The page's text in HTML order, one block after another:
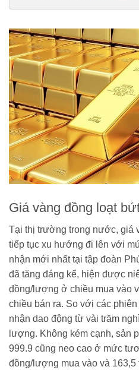
Giá vàng đồng loạt
Tại thị trường trong nước, giá
tiếp tục xu hướng đi lên với
nhận mới nhất tại tập đoàn
đã tăng đáng kể, hiện được
đồng/lượng ở chiều mua vào
chiều bán ra. So với các
nhận dao động từ vài trăm
lượng. Không kém cạnh, sản
999.9 cũng neo cao ở mức
đồng/lượng mua vào và